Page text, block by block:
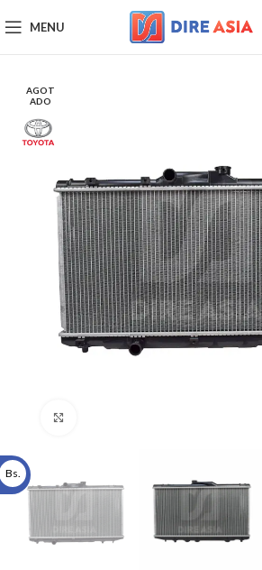
MENU
AGOT
ADO
Bs.